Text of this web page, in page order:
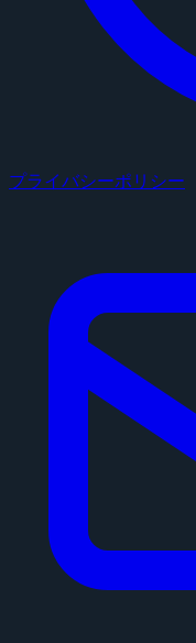
プライバシーポリシー